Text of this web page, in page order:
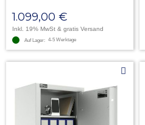
1.099,00 €
Inkl. 19% MwSt & gratis Versand
Auf Lager: 4-5 Werktage